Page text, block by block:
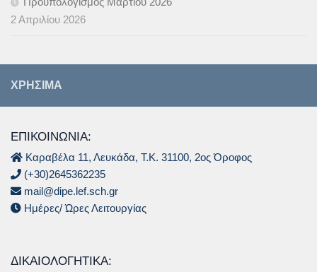
2 Απριλίου 2026
ΧΡΉΣΙΜΑ
ΕΠΙΚΟΙΝΩΝΙΑ:
Καραβέλα 11, Λευκάδα, Τ.Κ. 31100, 2ος Όροφος
(+30)2645362235
mail@dipe.lef.sch.gr
Ημέρες/ Ώρες Λειτουργίας
ΔΙΚΑΙΟΛΟΓΗΤΙΚΆ: